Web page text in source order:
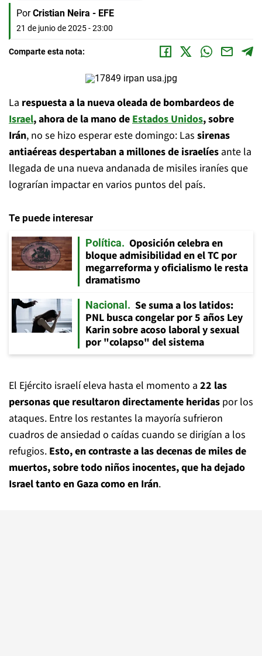
Por Cristian Neira - EFE
21 de junio de 2025 - 23:00
Comparte esta nota:
La respuesta a la nueva oleada de bombardeos de
Israel, ahora de la mano deEstados Unidos, sobre
Irán, no se hizo esperar este domingo: Las sirenas
antiaéreas despertaban a millones de israelíes ante la
llegada de una nueva andanada de misiles iraníes que
lograrían impactar en varios puntos del país.
Te puede interesar
Política
Oposición celebra en
bloque admisibilidad en el TC por
megarreforma y oficialismo le resta
dramatismo
Nacional
Se suma a los latidos:
PNL busca congelar por 5 años Ley
Karin sobre acoso laboral y sexual
por "colapso" del sistema
El Ejército israelí eleva hasta el momento a 22 las
personas que resultaron directamente heridas por los
ataques. Entre los restantes la mayoría sufrieron
cuadros de ansiedad o caídas cuando se dirigían a los
refugios. Esto, en contraste a las decenas de miles de
muertos, sobre todo niños inocentes, que ha dejado
Israel tanto en Gaza como en Irán.